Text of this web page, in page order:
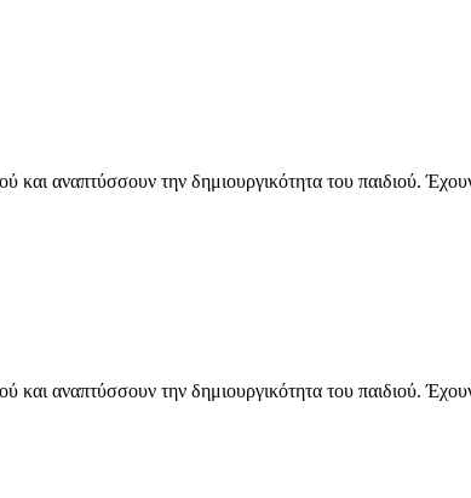
και αναπτύσσουν την δημιουργικότητα του παιδιού.
και αναπτύσσουν την δημιουργικότητα του παιδιού.